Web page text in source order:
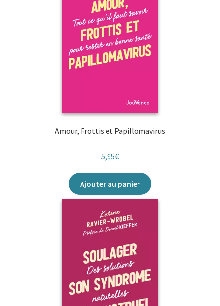
Amour, Frottis et Papillomavirus
5,95€
Ajouter au panier